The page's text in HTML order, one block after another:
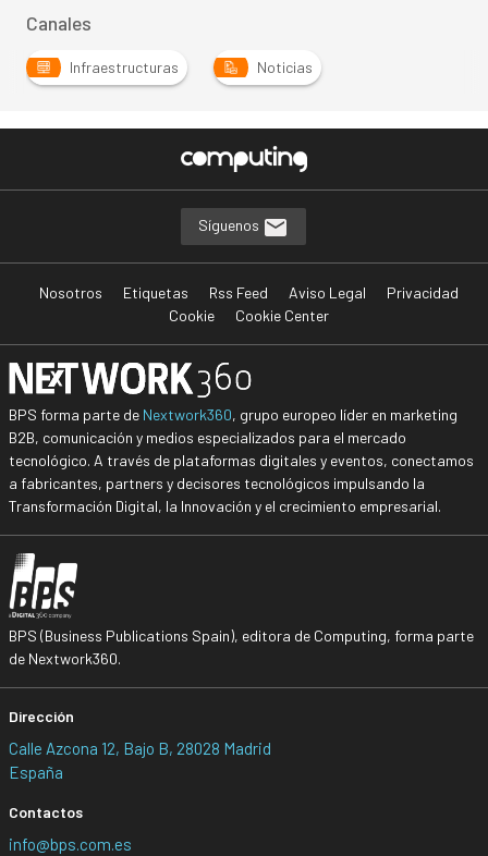
Canales
Infraestructuras Noticias
Síguenos
Nosotros Etiquetas Rss Feed Aviso Legal
Privacidad
Cookie
Cookie Center
BPS forma parte de Nextwork360, grupo europeo líder en marketing
B2B, comunicación y medios especializados para el mercado
tecnológico. A través de plataformas digitales y eventos, conectamos
a fabricantes, partners y decisores tecnológicos impulsando la
Transformación Digital, la Innovación y el crecimiento empresarial.
BPS (Business Publications Spain), editora de Computing, forma parte
de Nextwork360.
Dirección
Calle Azcona 12, Bajo B, 28028 Madrid
España
Contactos
info@bps.com.es